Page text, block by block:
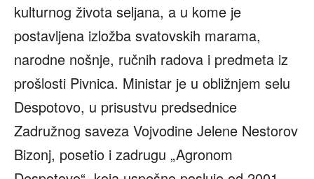
kulturnog života seljana, a u kome je
postavljena izložba svatovskih marama,
narodne nošnje, ručnih radova i predmeta iz
prošlosti Pivnica. Ministar je u obližnjem selu
Despotovo, u prisustvu predsednice
Zadružnog saveza Vojvodine Jelene Nestorov
Bizonj, posetio i zadrugu „Agronom